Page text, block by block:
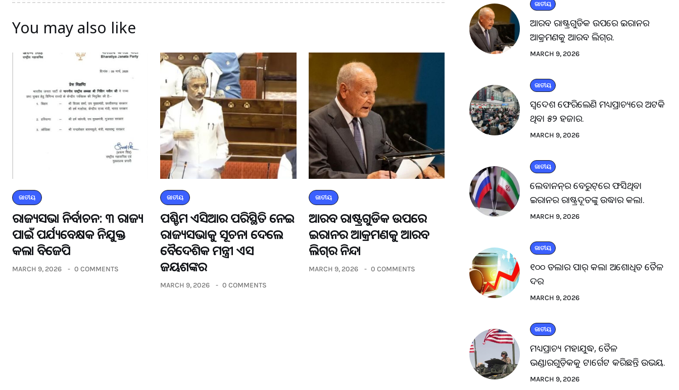
You may also like
ଜାତୀୟ
ରାଜ୍ୟସଭା ନିର୍ବାଚନ: ୩ ରାଜ୍ୟ
ପାଇଁ ପର୍ଯ୍ୟବେକ୍ଷକ ନିଯୁକ୍ତ
କଲା ବିଜେପି
MARCH 9, 2026 0 COMMENTS
ଜାତୀୟ
ପଶ୍ଚିମ ଏସିଆର ପରିସ୍ଥିତି ନେଇ
ରାଜ୍ୟସଭାକୁ ସୂଚନା ଦେଲେ
ବୈଦେଶିକ ମନ୍ତ୍ରୀ ଏସ
ଜୟଶଙ୍କର
MARCH 9, 2026 0 COMMENTS
ଜାତୀୟ
ଆରବ ରାଷ୍ଟ୍ରଗୁଡିକ ଉପରେ
ଇରାନର ଆକ୍ରମଣକୁ ଆରବ
ଲିଗ୍‌ର ନିନ୍ଦା
MARCH 9, 2026 0 COMMENTS
ଜାତୀୟ
ଆରବ ରାଷ୍ଟ୍ରଗୁଡିକ ଉପରେ ଇରାନର
ଆକ୍ରମଣକୁ ଆରବ ଲିଗ୍‌ର.
MARCH 9, 2026
ଜାତୀୟ
ସ୍ବଦେଶ ଫେରିଲେଣି ମଧ୍ୟପ୍ରାଚ୍ୟରେ ଅଟକି
ଥିବା ୫୨ ହଜାର.
MARCH 9, 2026
ଜାତୀୟ
ଲେବାନନ୍‌ର ବେରୁଟ୍‌ରେ ଫସିଥିବା
ଇରାନର ରାଷ୍ଟ୍ରଦୂତଙ୍କୁ ଉଦ୍ଧାର କଲା.
MARCH 9, 2026
ଜାତୀୟ
୧୦୦ ଡଲାର ପାର୍ କଲା ଅଶୋଧିତ ତୈଳ
ଦର
MARCH 9, 2026
ଜାତୀୟ
ମଧ୍ୟପ୍ରାଚ୍ୟ ମହାଯୁଦ୍ଧ, ତୈଳ
ଭଣ୍ଡାରଗୁଡ଼ିକକୁ ଟାର୍ଗେଟ କରିଛନ୍ତି ଉଭୟ.
MARCH 9, 2026